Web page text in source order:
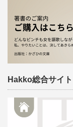
Hakko総合サイト